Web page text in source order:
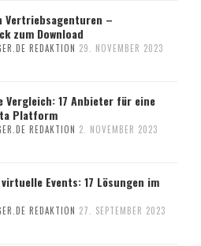
Vertriebsagenturen –
zum Download
REDAKTION 29. NOVEMBER 2023
Vergleich: 17 Anbieter für eine
Platform
REDAKTION 2. NOVEMBER 2023
Events: 17 Lösungen im
REDAKTION 27. SEPTEMBER 2023